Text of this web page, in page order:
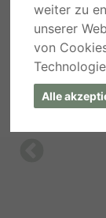
weiter zu
unserer
von
Alle